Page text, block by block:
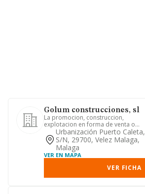
Golum construcciones, sl
La promocion, construccion,
explotacion en forma de venta o
arriendo de viviendas, locales,
apartam...
Urbanización Puerto Caleta,
S/n, 29700, Velez Malaga,
Malaga
VER EN MAPA
VER FICHA